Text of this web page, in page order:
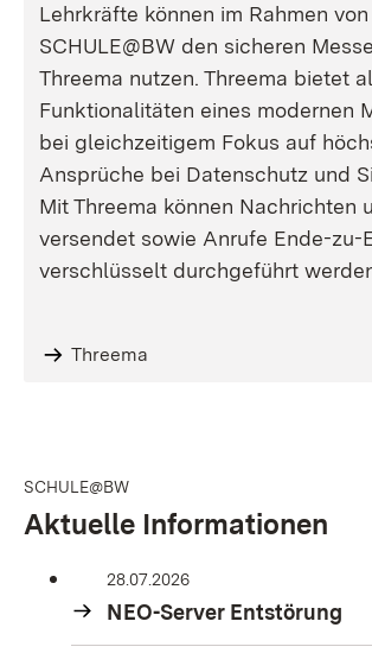
Lehrkräfte können im Rahmen von
SCHULE@BW den sicheren
Threema nutzen. Threema bietet
Funktionalitäten eines modernen
bei gleichzeitigem Fokus auf
Ansprüche bei Datenschutz und
Mit Threema können Nachrichten
versendet sowie Anrufe Ende-zu-
verschlüsselt durchgeführt
Threema
SCHULE@BW
Aktuelle Informationen
28.07.2026
NEO-Server Entstörung